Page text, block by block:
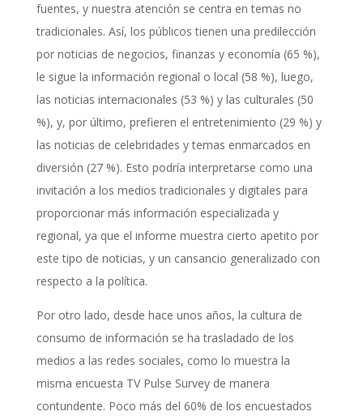
fuentes, y nuestra atención se centra en temas no
tradicionales. Así, los públicos tienen una predilección
por noticias de negocios, finanzas y economía (65 %),
le sigue la información regional o local (58 %), luego,
las noticias internacionales (53 %) y las culturales (50
%), y, por último, prefieren el entretenimiento (29 %) y
las noticias de celebridades y temas enmarcados en
diversión (27 %). Esto podría interpretarse como una
invitación a los medios tradicionales y digitales para
proporcionar más información especializada y
regional, ya que el informe muestra cierto apetito por
este tipo de noticias, y un cansancio generalizado con
respecto a la política.
Por otro lado, desde hace unos años, la cultura de
consumo de información se ha trasladado de los
medios a las redes sociales, como lo muestra la
misma encuesta TV Pulse Survey de manera
contundente. Poco más del 60% de los encuestados